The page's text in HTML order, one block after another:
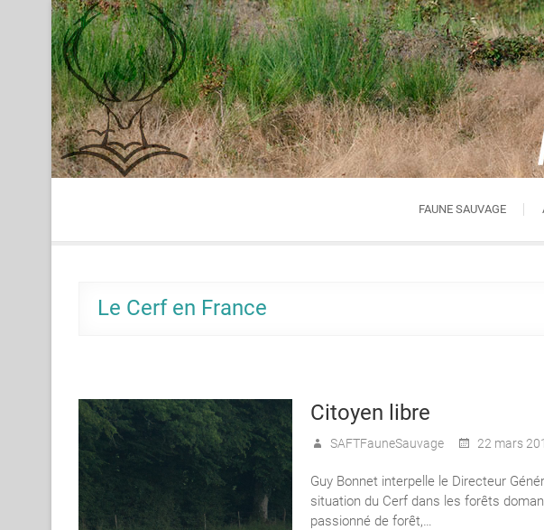
Skip
to
content
FAUNE SAUVAGE
Le Cerf en France
Citoyen libre
SAFTFauneSauvage 22 mars
Guy Bonnet interpelle le Directeur
situation du Cerf dans les forêts
passionné de forêt,…